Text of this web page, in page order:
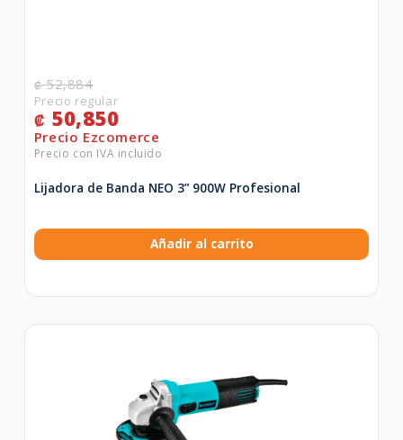
₡52,884
₡ 50,850
Lijadora de Banda NEO 3” 900W Profesional
Añadir al carrito